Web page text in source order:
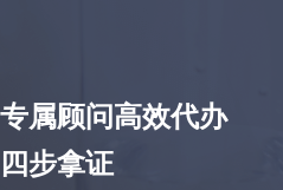
专属顾问高效代办
四步拿证